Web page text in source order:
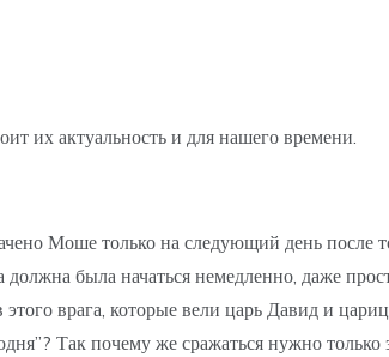
их актуальность и для нашего времени.
Моше только на следующий день после
была начаться немедленно, даже
врага, которые вели царь Давид и
Так почему же сражаться нужно только